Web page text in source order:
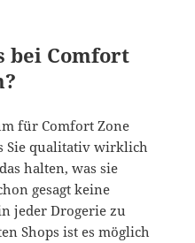
bei Comfort
für Comfort Zone
Sie qualitativ wirklich
halten, was sie
gesagt keine
jeder Drogerie zu
Shops ist es möglich